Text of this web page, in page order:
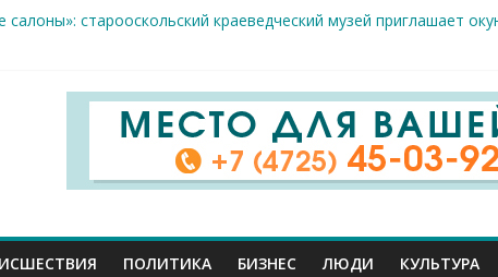
несанкционированной торговли: что и где можно продавать
салоны»: старооскольский краеведческий музей приглашает
старооскольский тренер Георгий Золотых нуждается в
ПОЛИТИКА БИЗНЕС ЛЮДИ КУЛЬТУРА